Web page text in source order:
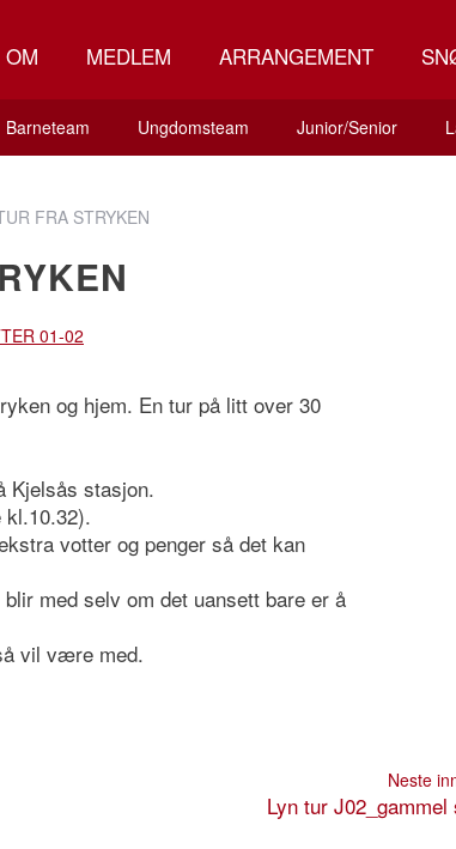
OM MEDLEM ARRANGEMENT
Barneteam Ungdomsteam Junior/Senior
FRA STRYKEN
01-02
og hjem. En tur på litt over 30
Kjelsås stasjon.
votter og penger så det kan
med selv om det uansett bare er å
vil være med.
Neste
Lyn tur J02_gammel